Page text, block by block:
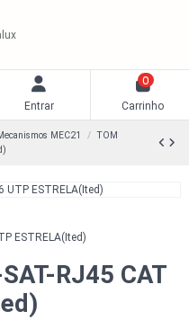
Entrar
0
Carrinho
MEC21
TOM
RJ45 CAT